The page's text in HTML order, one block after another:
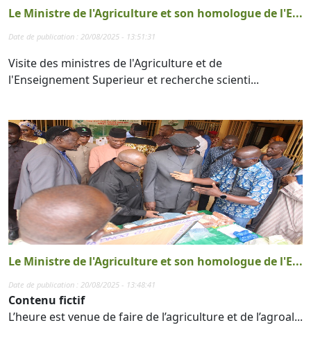
Le Ministre de l'Agriculture et son homologue de l'E...
Date de publication : 20/08/2025 - 13:51:31
Visite des ministres de l'Agriculture et de
l'Enseignement Superieur et recherche scienti...
Le Ministre de l'Agriculture et son homologue de l'E...
Date de publication : 20/08/2025 - 13:48:41
Contenu fictif
L’heure est venue de faire de l’agriculture et de l’agroal...